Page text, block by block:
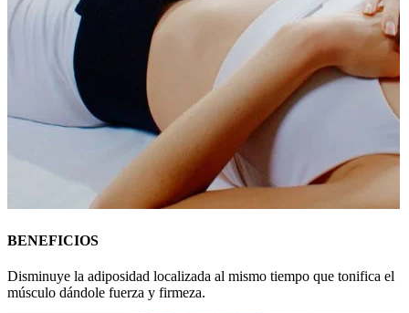
BENEFICIOS
Disminuye la adiposidad localizada al mismo tiempo que tonifica el
músculo dándole fuerza y firmeza.